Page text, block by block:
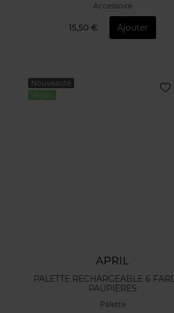
Accessoire
15,50 € Ajouter
Nouveauté
Vegan
APRIL
PALETTE RECHARGEABLE 6
PAUPIÈRES
Palette